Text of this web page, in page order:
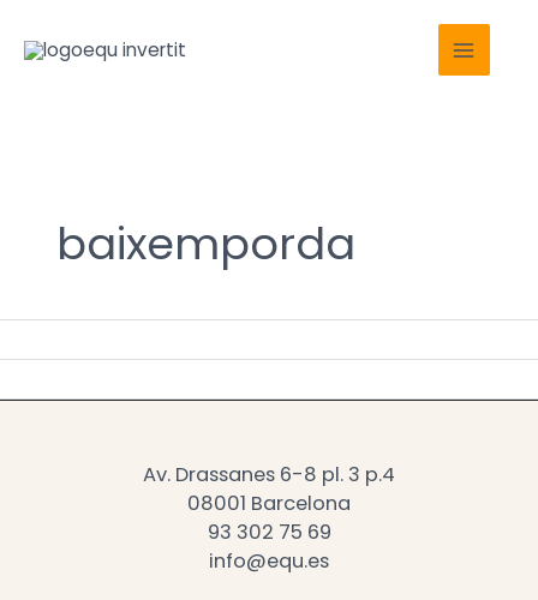
Main
Menu
baixemporda
Av. Drassanes 6-8 pl. 3 p.4
08001 Barcelona
93 302 75 69
info@equ.es